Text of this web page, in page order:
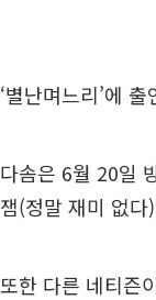
‘별난며느리’에
다솜은 6월 20일
잼(정말 재미 없다
또한 다른 네티즌